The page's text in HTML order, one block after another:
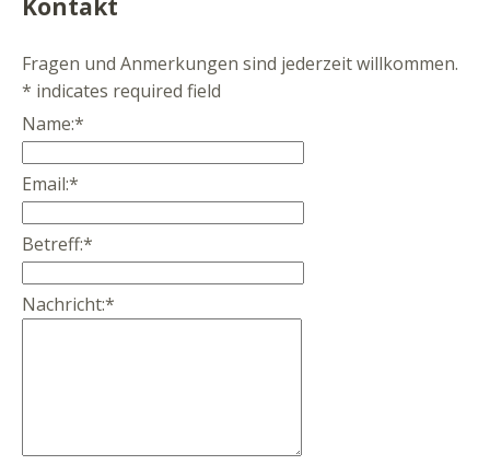
Kontakt
Fragen und Anmerkungen sind jederzeit willkommen.
* indicates required field
Name:*
Email:*
Betreff:*
Nachricht:*